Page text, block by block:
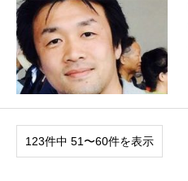
123件中 51〜60件を表示